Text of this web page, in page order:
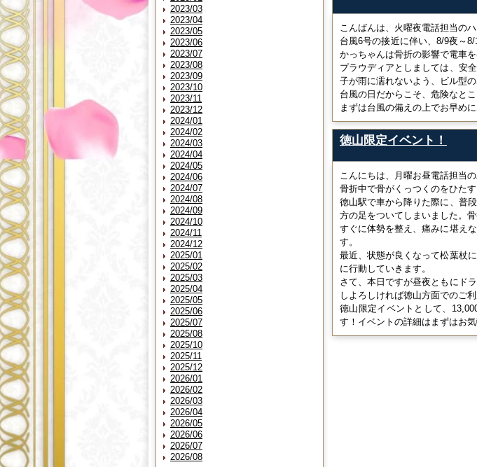
2023/03
2023/04
2023/05
2023/06
2023/07
2023/08
2023/09
2023/10
2023/11
2023/12
2024/01
2024/02
2024/03
2024/04
2024/05
2024/06
2024/07
2024/08
2024/09
2024/10
2024/11
2024/12
2025/01
2025/02
2025/03
2025/04
2025/05
2025/06
2025/07
2025/08
2025/10
2025/11
2025/12
2026/01
2026/02
2026/03
2026/04
2026/05
2026/06
2026/07
2026/08
こんばんは、火曜夜電話担当の
台風6号の接近に伴い、8/9夜～
かっちゃんは骨折の影響で電車
プラウディアとしましては、安
子が雨に濡れないよう、ビル型
台風の日だからこそ、危険なと
まずは台風の備えの上でお早め
徳山限定イベント！
こんにちは、月曜お昼電話担当
骨折中で骨がくっつくのをひた
徳山駅で車から降りた際に、普
方の足をついてしまいました。
すぐに体勢を整え、痛みに堪え
す。
最近、状態が良くなって松葉杖
に行動していきます。
さて、本日ですが昼夜ともにド
しよろしければ徳山方面でのご
徳山限定イベントとして、
す！イベントの詳細はまずはお